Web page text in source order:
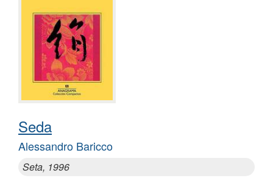
Seda
Alessandro Baricco
Seta, 1996